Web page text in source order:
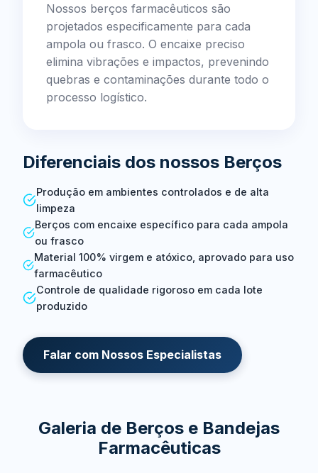
Nossos berços farmacêuticos são
projetados especificamente para cada
ampola ou frasco. O encaixe preciso
elimina vibrações e impactos, prevenindo
quebras e contaminações durante todo o
processo logístico.
Diferenciais dos nossos Berços
Produção em ambientes controlados e de alta
limpeza
Berços com encaixe específico para cada ampola
ou frasco
Material 100% virgem e atóxico, aprovado para uso
farmacêutico
Controle de qualidade rigoroso em cada lote
produzido
Falar com Nossos Especialistas
Galeria de Berços e Bandejas
Farmacêuticas